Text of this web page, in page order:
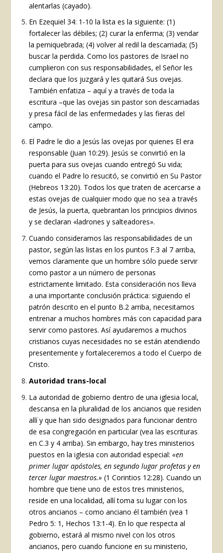
alentarlas (cayado).
En Ezequiel 34: 1-10 la lista es la siguiente: (1)
fortalecer las débiles; (2) curar la enferma; (3) vendar
la perniquebrada; (4) volver al redil la descarriada; (5)
buscar la perdida. Como los pastores de Israel no
cumplieron con sus responsabilidades, el Señor les
declara que los juzgará y les quitará Sus ovejas.
También enfatiza – aquí y a través de toda la
escritura –que las ovejas sin pastor son descarriadas
y presa fácil de las enfermedades y las fieras del
campo.
El Padre le dio a Jesús las ovejas por quienes El era
responsable (Juan 10:29). Jesús se convirtió en la
puerta para sus ovejas cuando entregó Su vida;
cuando el Padre lo resucitó, se convirtió en Su Pastor
(Hebreos 13:20). Todos los que traten de acercarse a
estas ovejas de cualquier modo que no sea a través
de Jesús, la puerta, quebrantan los principios divinos
y se declaran «ladrones y salteadores».
Cuando consideramos las responsabilidades de un
pastor, según las listas en los puntos F.3 al 7 arriba,
vemos claramente que un hombre sólo puede servir
como pastor a un número de personas
estrictamente limitado. Esta consideración nos lleva
a una importante conclusión práctica: siguiendo el
patrón descrito en el punto B.2 arriba, necesitamos
entrenar a muchos hombres más con capacidad para
servir como pastores. Así ayudaremos a muchos
cristianos cuyas necesidades no se están atendiendo
presentemente y fortaleceremos a todo el Cuerpo de
Cristo.
Autoridad trans-local
La autoridad de gobierno dentro de una iglesia local,
descansa en la pluralidad de los ancianos que residen
allí y que han sido designados para funcionar dentro
de esa congregación en particular (vea las escrituras
en C.3 y 4 arriba). Sin embargo, hay tres ministerios
puestos en la iglesia con autoridad especial:«en
primer lugar apóstoles, en segundo lugar profetas y en
tercer lugar maestros.» (1 Corintios 12:28). Cuando un
hombre que tiene uno de estos tres ministerios,
reside en una localidad, allí toma su lugar con los
otros ancianos – como anciano él también (vea 1
Pedro 5: 1, Hechos 13:1-4). En lo que respecta al
gobierno, estará al mismo nivel con los otros
ancianos, pero cuando funcione en su ministerio,